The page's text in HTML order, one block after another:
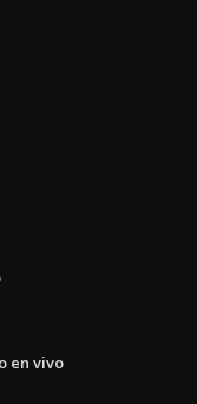
en vivo